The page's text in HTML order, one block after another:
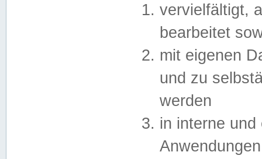
vervielfältigt,
bearbeitet
mit eigenen
und zu
werden
in interne